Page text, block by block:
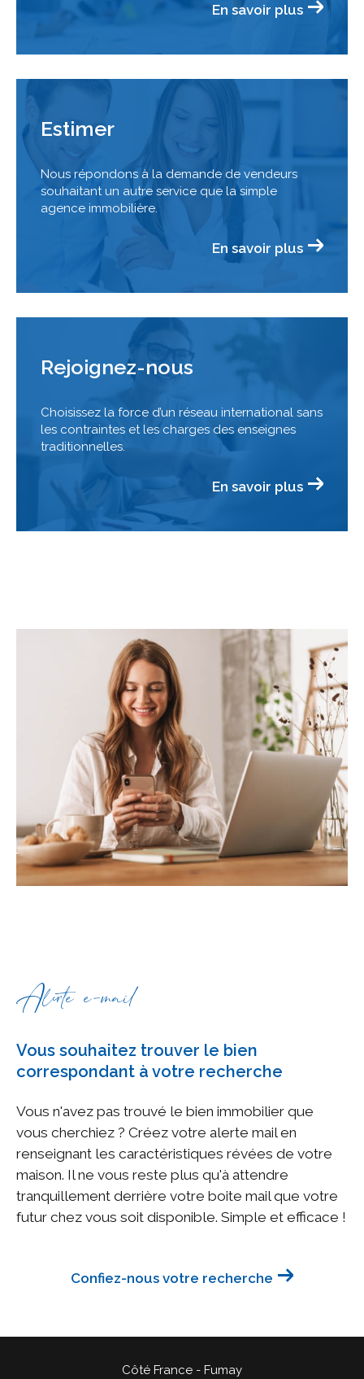
En savoir plus
Estimer
Nous répondons à la demande de vendeurs
souhaitant un autre service que la simple
agence immobilière.
En savoir plus
Rejoignez-nous
Choisissez la force d’un réseau international sans
les contraintes et les charges des enseignes
traditionnelles.
En savoir plus
Alerte e-mail
Vous souhaitez trouver le bien
correspondant à votre recherche
Vous n'avez pas trouvé le bien immobilier que
vous cherchiez ? Créez votre alerte mail en
renseignant les caractéristiques révées de votre
maison. Il ne vous reste plus qu'à attendre
tranquillement derrière votre boite mail que votre
futur chez vous soit disponible. Simple et efficace !
Confiez-nous votre recherche
Côté France - Fumay